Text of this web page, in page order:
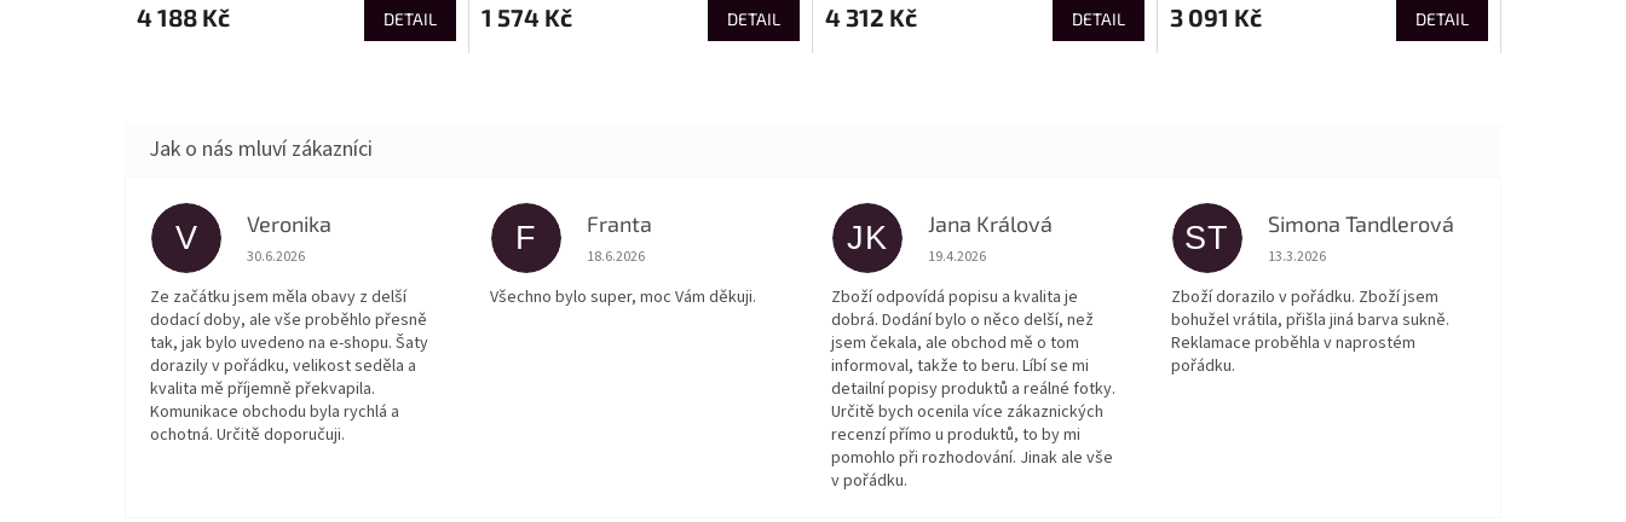
4 188 Kč DETAIL 1 574 Kč DETAIL 4 312 Kč DETAIL 3 091 Kč DETAIL
V Veronika
Hodnocení obchodu je 5 z 5 hvězdiček.
30.6.2026
Ze začátku jsem měla obavy z delší
dodací doby, ale vše proběhlo přesně
tak, jak bylo uvedeno na e-shopu. Šaty
dorazily v pořádku, velikost seděla a
kvalita mě příjemně překvapila.
Komunikace obchodu byla rychlá a
ochotná. Určitě doporučuji.
F Franta
Hodnocení obchodu je 5 z 5 hvězdiček.
18.6.2026
Všechno bylo super, moc Vám děkuji.
JK Jana Králová
Hodnocení obchodu je 5 z 5 hvězdiček.
19.4.2026
Zboží odpovídá popisu a kvalita je
dobrá. Dodání bylo o něco delší, než
jsem čekala, ale obchod mě o tom
informoval, takže to beru. Líbí se mi
detailní popisy produktů a reálné fotky.
Určitě bych ocenila více zákaznických
recenzí přímo u produktů, to by mi
pomohlo při rozhodování. Jinak ale vše
v pořádku.
ST Simona Tandlerová
Hodnocení obchodu je 5 z 5 hvězdiček.
13.3.2026
Zboží dorazilo v pořádku. Zboží jsem
bohužel vrátila, přišla jiná barva sukně.
Reklamace proběhla v naprostém
pořádku.